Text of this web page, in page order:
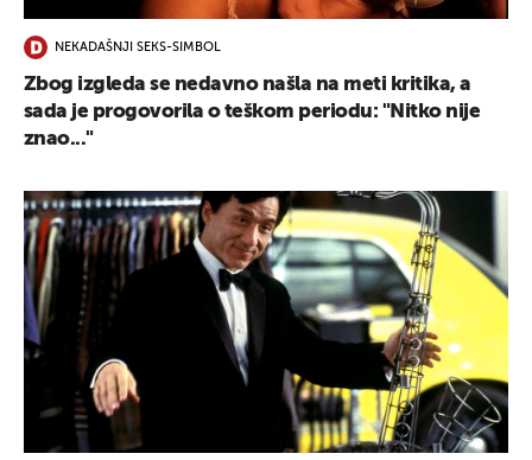
NEKADAŠNJI SEKS-SIMBOL
Zbog izgleda se nedavno našla na meti kritika, a
sada je progovorila o teškom periodu: "Nitko nije
znao..."